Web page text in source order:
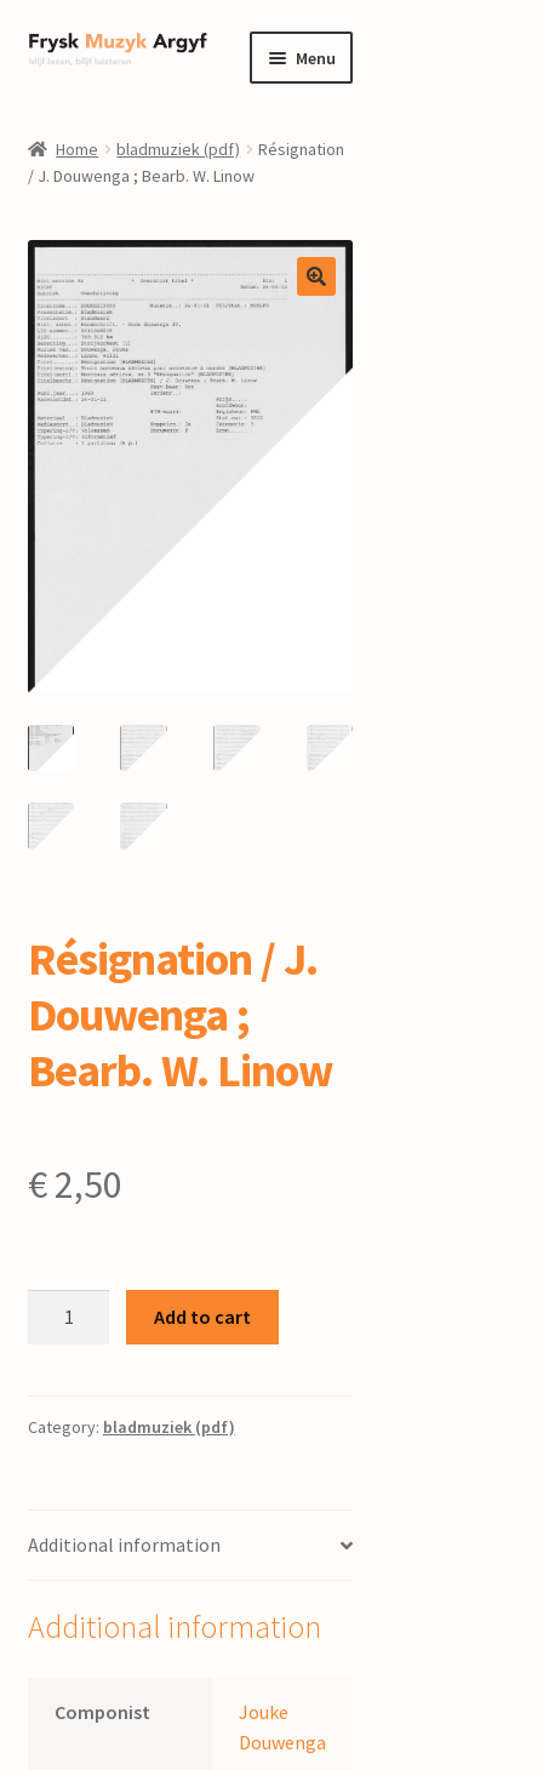
Ga
door
navigatie
Ga
naar
inhoud
Menu
informatie
winkel
Submenu
uitvouwen
Componisten
nieuws
events
Home bladmuziek (pdf)
Résignation
/ J. Douwenga ; Bearb. W. Linow
Résignation / J.
Douwenga ;
Bearb. W. Linow
€2,50
;
quantity
Add to cart
Category: bladmuziek (pdf)
Additional information
Additional information
Componist
Jouke
Douwenga